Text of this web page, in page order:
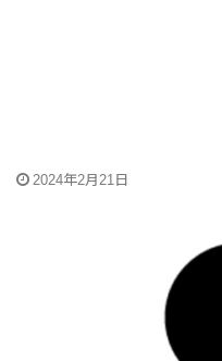
2024年2月21日